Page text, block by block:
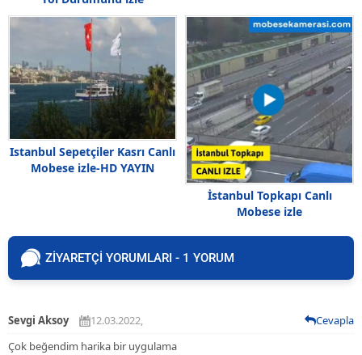
Istanbul Sepetçiler Kasrı Canlı
Mobese izle-HD YAYIN
İstanbul Topkapı Canlı
Mobese izle
ZİYARETÇİ YORUMLARI - 1 YORUM
Sevgi Aksoy
12.03.2022,
Çok beğendim harika bir uygulama
Cevapla